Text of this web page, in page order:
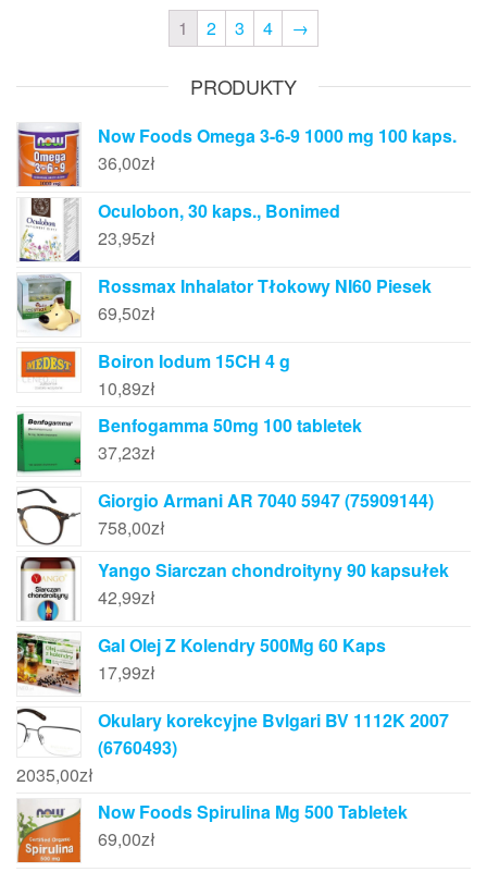
1 2 3 4 →
PRODUKTY
Now Foods Omega 3-6-9 1000 mg 100 kaps.
36,00zł
Oculobon, 30 kaps., Bonimed
23,95zł
Rossmax Inhalator Tłokowy NI60 Piesek
69,50zł
Boiron Iodum 15CH 4 g
10,89zł
Benfogamma 50mg 100 tabletek
37,23zł
Giorgio Armani AR 7040 5947 (75909144)
758,00zł
Yango Siarczan chondroityny 90 kapsułek
42,99zł
Gal Olej Z Kolendry 500Mg 60 Kaps
17,99zł
Okulary korekcyjne Bvlgari BV 1112K 2007
(6760493)
2035,00zł
Now Foods Spirulina Mg 500 Tabletek
69,00zł